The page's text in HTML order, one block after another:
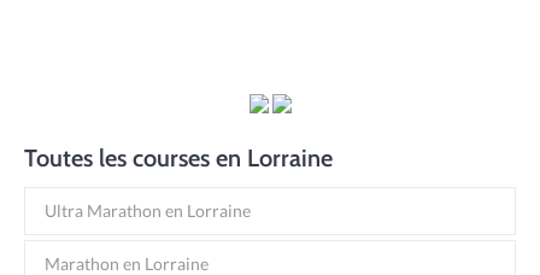
Toutes les courses en Lorraine
Ultra Marathon en Lorraine
Marathon en Lorraine